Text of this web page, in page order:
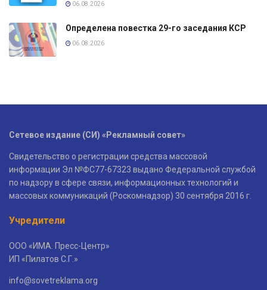
06.08.2026
Определена повестка 29-го заседания КСР
06.08.2026
Сетевое издание (СИ) «Рекламный совет»
Свидетельство о регистрации средства массовой
информации Эл №ФС77-67323 выдано Федеральной службой
по надзору в сфере связи, информационных технологий и
массовых коммуникаций (Роскомнадзор) 30 сентября 2016 г.
Учредители
ООО «ИМА. Пресс-Центр»
ИП «Пилатов С.Г.»
info@sovetreklama.org